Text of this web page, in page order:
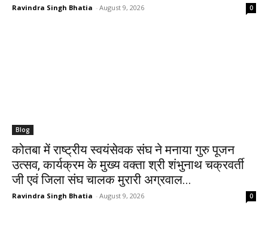
Ravindra Singh Bhatia - August 9, 2026 0
Blog
कोतबा में राष्ट्रीय स्वयंसेवक संघ ने मनाया गुरु पूजन
उत्सव, कार्यक्रम के मुख्य वक्ता श्री शंभुनाथ चक्रवर्ती
जी एवं जिला संघ चालक मुरारी अग्रवाल...
Ravindra Singh Bhatia - August 9, 2026 0